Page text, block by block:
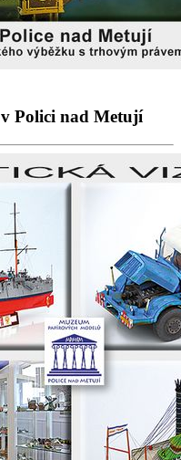
Polici nad Metují